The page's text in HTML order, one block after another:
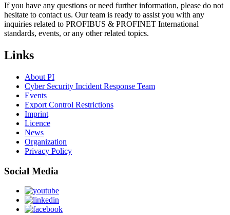
If you have any questions or need further information, please do not
hesitate to contact us. Our team is ready to assist you with any
inquiries related to PROFIBUS & PROFINET International
standards, events, or any other related topics.
Links
About PI
Cyber Security Incident Response Team
Events
Export Control Restrictions
Imprint
Licence
News
Organization
Privacy Policy
Social Media